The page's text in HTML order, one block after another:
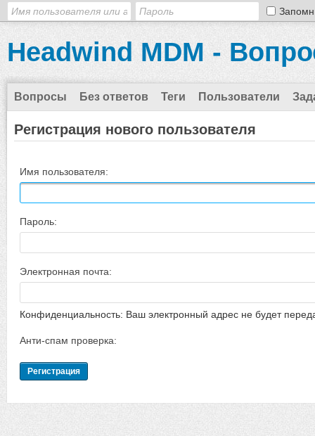
Headwind MDM -
Вопросы Без ответов Теги Пользователи
Регистрация нового пользователя
Имя пользователя:
Пароль:
Электронная почта:
Конфиденциальность: Ваш электронный адрес не будет
Анти-спам проверка: